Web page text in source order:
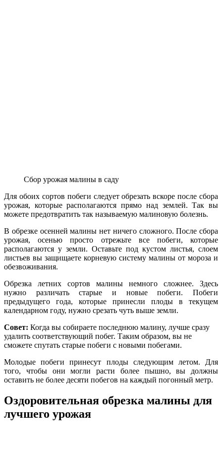
Сбор урожая малины в саду
Для обоих сортов побеги следует обрезать вскоре после сбора
урожая, которые располагаются прямо над землей. Так вы
можете предотвратить так называемую малиновую болезнь.
В обрезке осенней малины нет ничего сложного. После сбора
урожая, осенью просто отрежьте все побеги, которые
располагаются у земли. Оставьте под кустом листья, слоем
листьев вы защищаете корневую систему малины от мороза и
обезвоживания.
Обрезка летних сортов малины немного сложнее. Здесь
нужно различать старые и новые побеги. Побеги
предыдущего года, которые принесли плоды в текущем
календарном году, нужно срезать чуть выше земли.
Совет: Когда вы собираете последнюю малину, лучше сразу
удалить соответствующий побег. Таким образом, вы не
сможете спутать старые побеги с новыми побегами.
Молодые побеги принесут плоды следующим летом. Для
того, чтобы они могли расти более пышно, вы должны
оставить не более десяти побегов на каждый погонный метр.
Оздоровительная обрезка малины для
лучшего урожая